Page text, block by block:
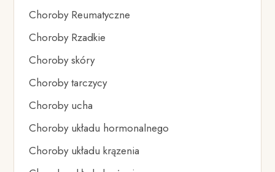
Choroby Reumatyczne
Choroby Rzadkie
Choroby skóry
Choroby tarczycy
Choroby ucha
Choroby układu hormonalnego
Choroby układu krązenia